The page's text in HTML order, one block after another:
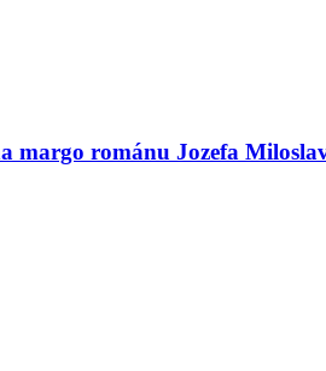
margo románu Jozefa